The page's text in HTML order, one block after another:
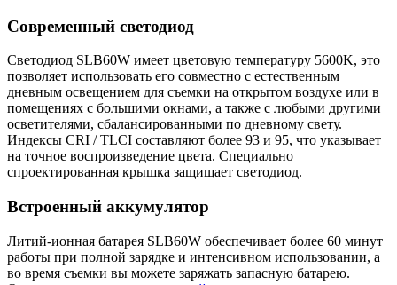
Современный светодиод
Светодиод SLB60W имеет цветовую температуру 5600K, это
позволяет использовать его совместно с естественным
дневным освещением для съемки на открытом воздухе или в
помещениях с большими окнами, а также с любыми другими
осветителями, сбалансированными по дневному свету.
Индексы CRI / TLCI составляют более 93 и 95, что указывает
на точное воспроизведение цвета. Специально
спроектированная крышка защищает светодиод.
Встроенный аккумулятор
Литий-ионная батарея SLB60W обеспечивает более 60 минут
работы при полной зарядке и интенсивном использовании, а
во время съемки вы можете заряжать запасную батарею.